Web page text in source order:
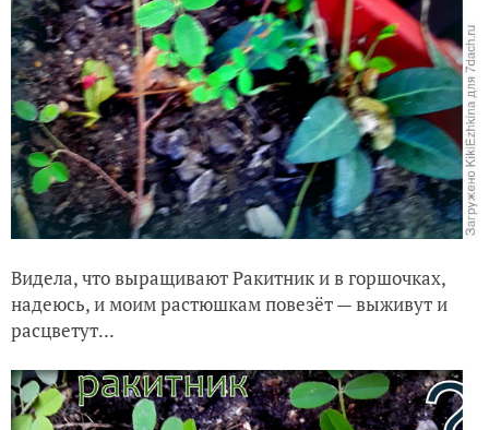
Видела, что выращивают Ракитник и в горшочках,
надеюсь, и моим растюшкам повезёт — выживут и
расцветут...